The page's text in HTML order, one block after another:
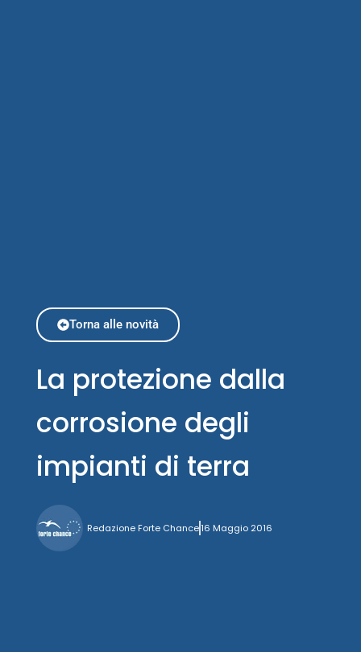
Torna alle novità
La protezione dalla
corrosione degli
impianti di terra
Redazione Forte Chance16 Maggio 2016